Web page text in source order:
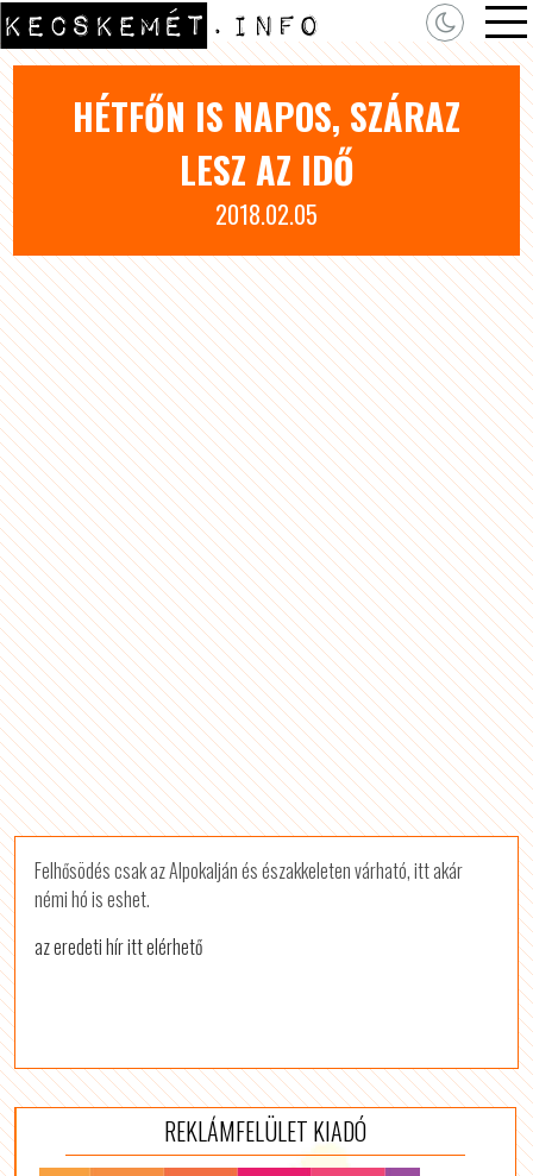
HÉTFŐN IS NAPOS, SZÁRAZ
LESZ AZ IDŐ
2018.02.05
Felhősödés csak az Alpokalján és északkeleten várható, itt akár
némi hó is eshet.
az eredeti hír itt elérhető
REKLÁMFELÜLET KIADÓ